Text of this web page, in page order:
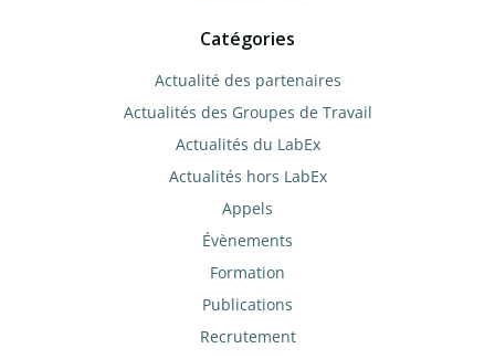
Catégories
Actualité des partenaires
Actualités des Groupes de Travail
Actualités du LabEx
Actualités hors LabEx
Appels
Évènements
Formation
Publications
Recrutement